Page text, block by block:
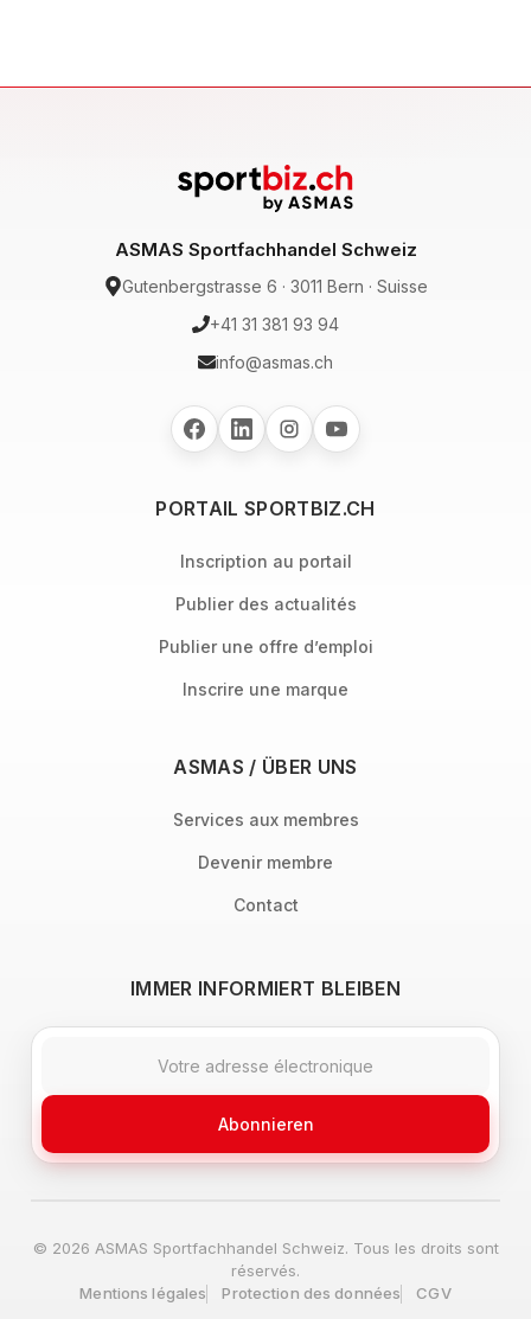
ASMAS Sportfachhandel Schweiz
Gutenbergstrasse 6 · 3011 Bern · Suisse
+41 31 381 93 94
info@asmas.ch
PORTAIL SPORTBIZ.CH
Inscription au portail
Publier des actualités
Publier une offre d’emploi
Inscrire une marque
ASMAS / ÜBER UNS
Services aux membres
Devenir membre
Contact
IMMER INFORMIERT BLEIBEN
Abonnieren
© 2026 ASMAS Sportfachhandel Schweiz. Tous les droits sont
réservés.
Mentions légales
Protection des données CGV